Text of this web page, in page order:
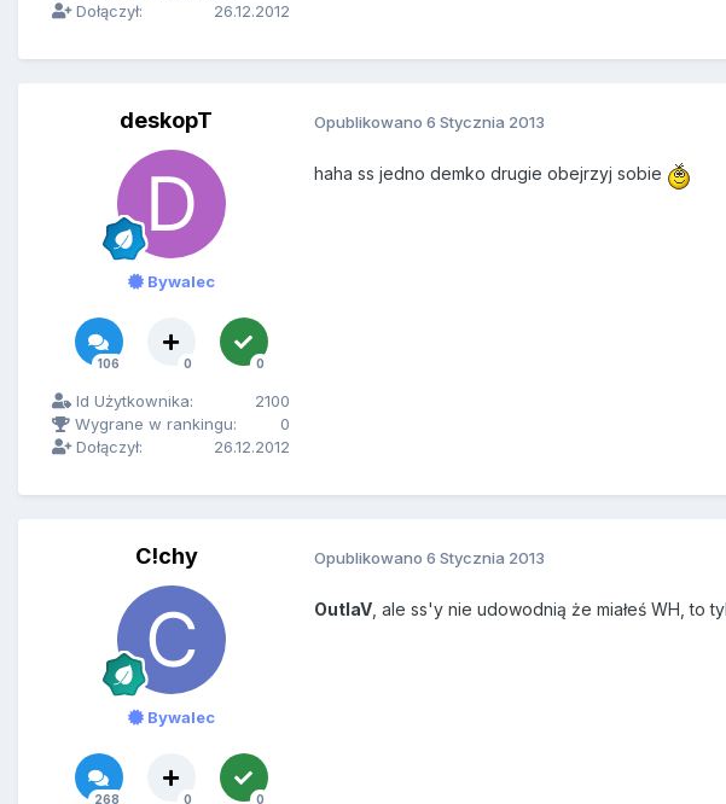
Dołączył:
26.12.2012
deskopT
Bywalec
106 0 0
Id Użytkownika:
2100
Wygrane w rankingu:
0
Dołączył:
26.12.2012
Opublikowano 6 Stycznia 2013
haha ss jedno demko drugie obejrzyj sobie
C!chy
Bywalec
268 0 0
Opublikowano 6 Stycznia 2013
OutlaV , ale ss'y nie udowodnią że miałeś WH, to